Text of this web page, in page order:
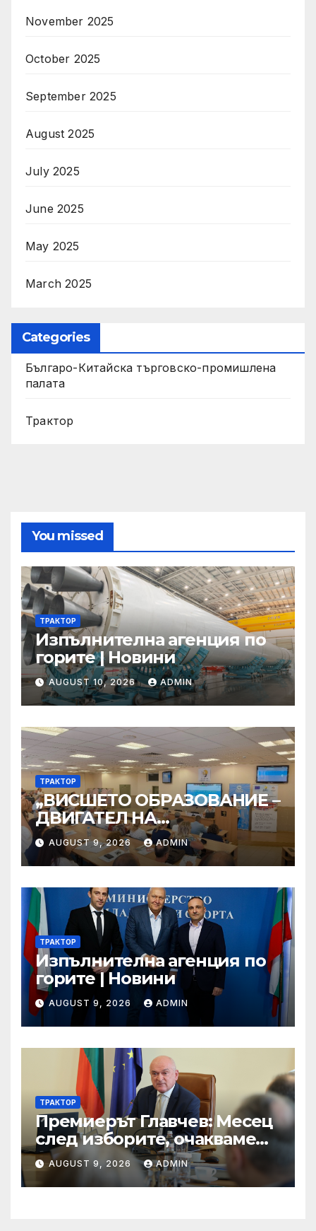
November 2025
October 2025
September 2025
August 2025
July 2025
June 2025
May 2025
March 2025
Categories
Българо-Китайска търговско-промишлена
палата
Трактор
You missed
ТРАКТОР
Изпълнителна агенция по
горите | Новини
AUGUST 10, 2026 ADMIN
ТРАКТОР
„ВИСШЕТО ОБРАЗОВАНИЕ –
ДВИГАТЕЛ НА
ИНОВАЦИИТЕ И
РЕГИОНАЛНАТА
ТРАНСФОРМАЦИЯ“
AUGUST 9, 2026 ADMIN
ТРАКТОР
Изпълнителна агенция по
горите | Новини
AUGUST 9, 2026 ADMIN
ТРАКТОР
Премиерът Главчев: Месец
след изборите, очакваме
политиците да постигнат
консенсус и да решават
проблемите на хората
AUGUST 9, 2026 ADMIN